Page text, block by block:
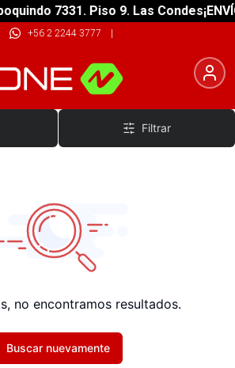
7331. Piso 9. Las Condes
+56 2 2244 3777 |
Filtrar
no encontramos resultados.
Buscar nuevamente